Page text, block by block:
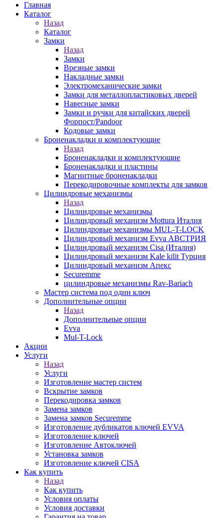
Главная
Каталог
Назад
Каталог
Замки
Назад
Замки
Врезные замки
Накладные замки
Электромеханические замки
Замки для металлопластиковых дверей
Навесные замки
Замки и ручки для китайских дверей
Форпост/Раndoor
Кодовые замки
Броненакладки и комплектующие
Назад
Броненакладки и комплектующие
Броненакладки и пластины
Магнитные броненакладки
Перекодировочные комплекты для замков
Цилиндровые механизмы
Назад
Цилиндровые механизмы
Цилиндровый механизм Mottura Италия
Цилиндровые механизмы MUL-T-LOCK
Цилиндровый механизм Evva АВСТРИЯ
Цилиндровый механизм Cisa (Италия)
Цилиндровый механизм Kale kilit Турция
Цилиндровый механизм Апекс
Securemme
цилиндровые механизмы Rav-Bariach
Мастер система под один ключ
Дополнительные опции
Назад
Дополнительные опции
Evva
Mul-T-Lock
Акции
Услуги
Назад
Услуги
Изготовление мастер систем
Вскрытие замков
Перекодировка замков
Замена замков
Замена замков Securemme
Изготовление дубликатов ключей EVVA
Изготовление ключей
Изготовление Автоключей
Установка замков
Изготовление ключей CISA
Как купить
Назад
Как купить
Условия оплаты
Условия доставки